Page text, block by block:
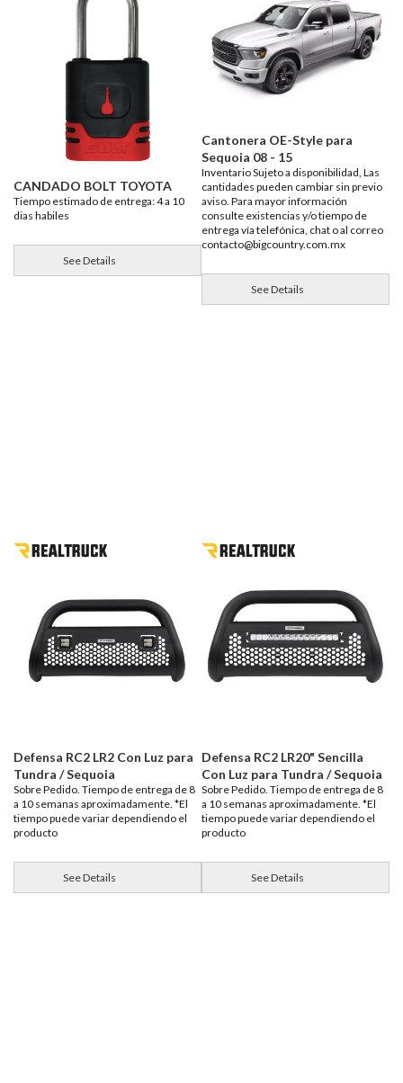
CANDADO BOLT TOYOTA
Tiempo estimado de entrega: 4 a 10
dias habiles
See Details
Cantonera OE-Style para
Sequoia 08 - 15
Inventario Sujeto a disponibilidad, Las
cantidades pueden cambiar sin previo
aviso. Para mayor información
consulte existencias y/o tiempo de
entrega vía telefónica, chat o al correo
contacto@bigcountry.com.mx
See Details
Defensa RC2 LR2 Con Luz para
Tundra / Sequoia
Sobre Pedido. Tiempo de entrega de 8
a 10 semanas aproximadamente. *El
tiempo puede variar dependiendo el
producto
See Details
Defensa RC2 LR20" Sencilla
Con Luz para Tundra / Sequoia
Sobre Pedido. Tiempo de entrega de 8
a 10 semanas aproximadamente. *El
tiempo puede variar dependiendo el
producto
See Details